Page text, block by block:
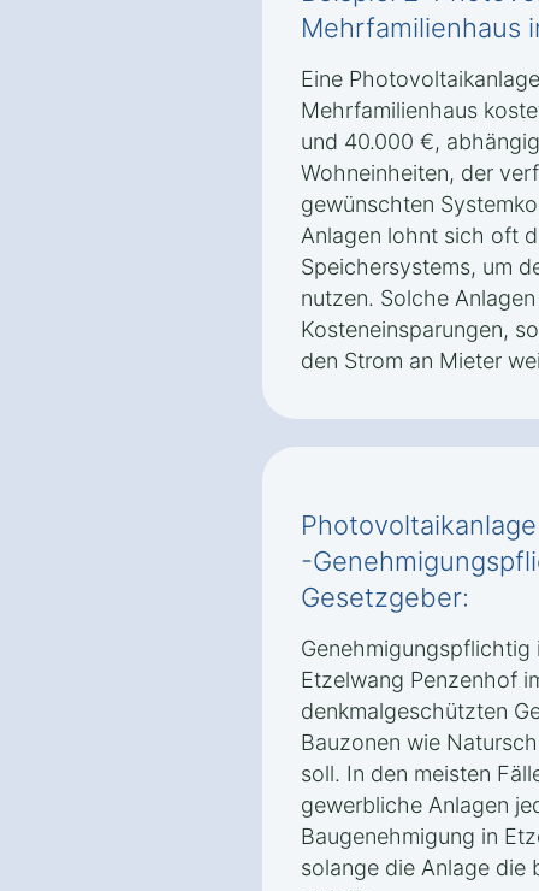
Mehrfamilienhaus
Eine
Mehrfamilienhaus
und 40.000 €,
Wohneinheiten, der
gewünschten
Anlagen lohnt sich oft
Speichersystems, um
nutzen. Solche
Kosteneinsparungen,
den Strom an Mieter
-
Gesetzgeber:
Etzelwang Penzenhof
denkmalgeschützten
Bauzonen wie
soll. In den meisten
gewerbliche Anlagen
Baugenehmigung in
solange die Anlage die